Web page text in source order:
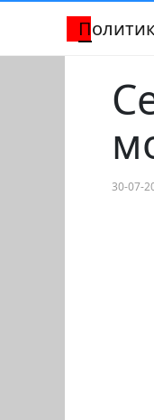
30-07-